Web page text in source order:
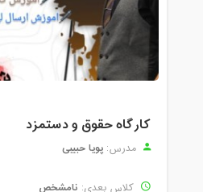
کارگاه حقوق و دستمزد
مدرس: پویا حبیبی
کلاس بعدی: نامشخص